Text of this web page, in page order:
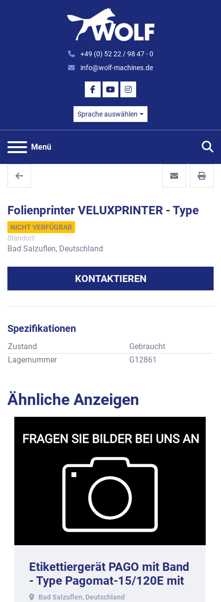
+49 (0) 52 22 / 98 47 - 0
info@wolf-machines.de
FACEBOOK
YOUTUBEINSTAGRAM
Sprache auswählen
Menü
Folienprinter VELUXPRINTER - Type
NICHT VERFÜGBAR
Standort:
Bad Salzuflen, Deutschland
KONTAKTIEREN
Spezifikationen
Zustand
Gebraucht
Lagernummer
G12861
Ähnliche Anzeigen
Etikettiergerät PAGO mit Band
- Type Pagomat-15/120E mit
Stativ, Baujahr 2002.
Bad Salzuflen, Deutschland